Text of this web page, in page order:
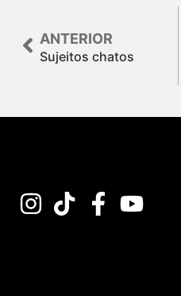
ANTERIOR
Sujeitos chatos